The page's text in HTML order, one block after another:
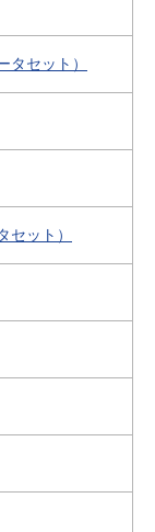
セット）
ット）